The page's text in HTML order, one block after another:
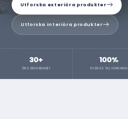
Utforska exteriöra produkter
Utforska interiöra produkter
30+
ÅRS ERFARENHET
100%
SVENSK TILLVERKNING